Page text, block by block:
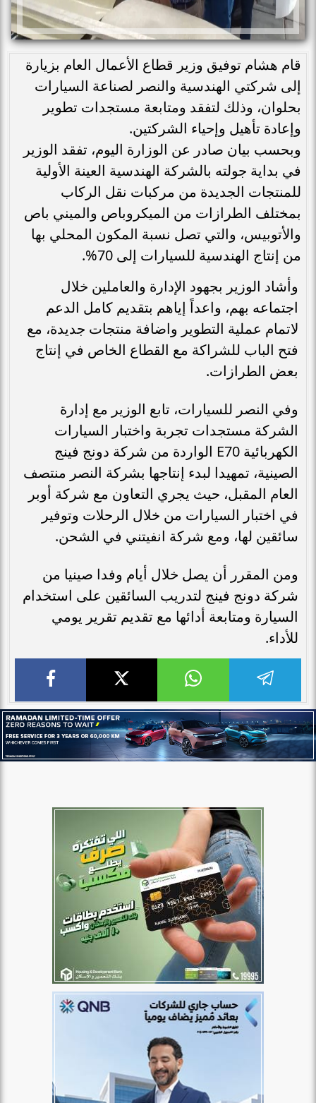
قام هشام توفيق وزير قطاع الأعمال العام بزيارة
إلى شركتي الهندسية والنصر لصناعة السيارات
بحلوان، وذلك لتفقد ومتابعة مستجدات تطوير
وإعادة تأهيل وإحياء الشركتين.
وبحسب بيان صادر عن الوزارة اليوم، تفقد الوزير
في بداية جولته بالشركة الهندسية العينة الأولية
للمنتجات الجديدة من مركبات نقل الركاب
بمختلف الطرازات من الميكروباص والميني باص
والأتوبيس، والتي تصل نسبة المكون المحلي بها
من إنتاج الهندسية للسيارات إلى 70%.
وأشاد الوزير بجهود الإدارة والعاملين خلال
اجتماعه بهم، واعداً إياهم بتقديم كامل الدعم
لاتمام عملية التطوير واضافة منتجات جديدة، مع
فتح الباب للشراكة مع القطاع الخاص في إنتاج
بعض الطرازات.
وفي النصر للسيارات، تابع الوزير مع إدارة
الشركة مستجدات تجربة واختبار السيارات
الكهربائية E70 الواردة من شركة دونج فينج
الصينية، تمهيدا لبدء إنتاجها بشركة النصر منتصف
العام المقبل، حيث يجري التعاون مع شركة أوبر
في اختبار السيارات من خلال الرحلات وتوفير
سائقين لها، ومع شركة انفيتني في الشحن.
ومن المقرر أن يصل خلال أيام وفدا صينيا من
شركة دونج فينج لتدريب السائقين على استخدام
السيارة ومتابعة أدائها مع تقديم تقرير يومي
للأداء.